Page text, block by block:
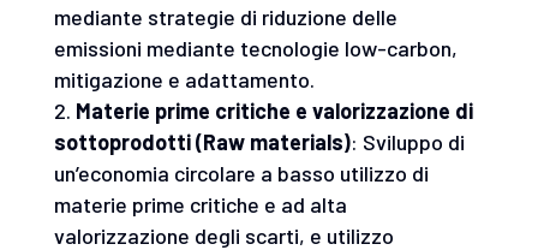
mediante strategie di riduzione delle
emissioni mediante tecnologie low-carbon,
mitigazione e adattamento.
Materie prime critiche e valorizzazione di
sottoprodotti (Raw materials): Sviluppo di
un’economia circolare a basso utilizzo di
materie prime critiche e ad alta
valorizzazione degli scarti, e utilizzo